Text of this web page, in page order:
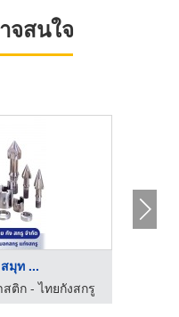
สนใจ
มุท ...
ติก - ไทยกังสกรู